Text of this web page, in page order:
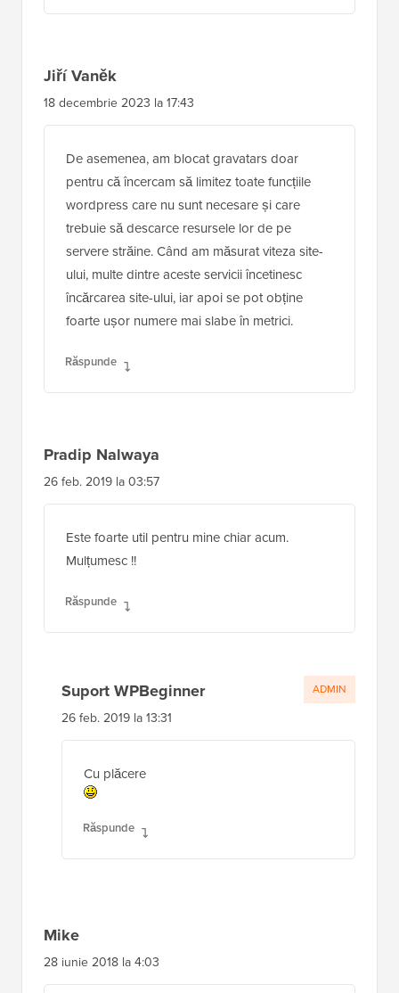
Jiří Vaněk
18 decembrie 2023 la 17:43
De asemenea, am blocat gravatars doar
pentru că încercam să limitez toate funcțiile
wordpress care nu sunt necesare și care
trebuie să descarce resursele lor de pe
servere străine. Când am măsurat viteza site-
ului, multe dintre aceste servicii încetinesc
încărcarea site-ului, iar apoi se pot obține
foarte ușor numere mai slabe în metrici.
Răspunde
Pradip Nalwaya
26 feb. 2019 la 03:57
Este foarte util pentru mine chiar acum.
Mulțumesc !!
Răspunde
Suport WPBeginner
26 feb. 2019 la 13:31
Cu plăcere
Răspunde
ADMIN
Mike
28 iunie 2018 la 4:03